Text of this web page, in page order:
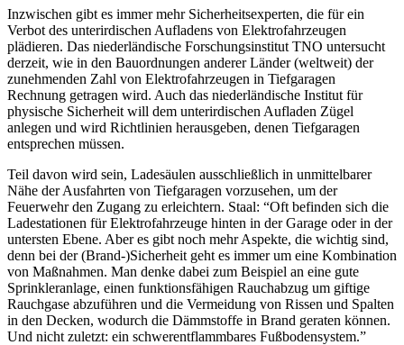
Inzwischen gibt es immer mehr Sicherheitsexperten, die für ein
Verbot des unterirdischen Aufladens von Elektrofahrzeugen
plädieren. Das niederländische Forschungsinstitut TNO untersucht
derzeit, wie in den Bauordnungen anderer Länder (weltweit) der
zunehmenden Zahl von Elektrofahrzeugen in Tiefgaragen
Rechnung getragen wird. Auch das niederländische Institut für
physische Sicherheit will dem unterirdischen Aufladen Zügel
anlegen und wird Richtlinien herausgeben, denen Tiefgaragen
entsprechen müssen.
Teil davon wird sein, Ladesäulen ausschließlich in unmittelbarer
Nähe der Ausfahrten von Tiefgaragen vorzusehen, um der
Feuerwehr den Zugang zu erleichtern. Staal: “Oft befinden sich die
Ladestationen für Elektrofahrzeuge hinten in der Garage oder in der
untersten Ebene. Aber es gibt noch mehr Aspekte, die wichtig sind,
denn bei der (Brand-)Sicherheit geht es immer um eine Kombination
von Maßnahmen. Man denke dabei zum Beispiel an eine gute
Sprinkleranlage, einen funktionsfähigen Rauchabzug um giftige
Rauchgase abzuführen und die Vermeidung von Rissen und Spalten
in den Decken, wodurch die Dämmstoffe in Brand geraten können.
Und nicht zuletzt: ein schwerentflammbares Fußbodensystem.”